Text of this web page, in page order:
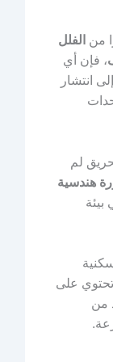
من الفلل
، فإن أي
انتشار
لم
هندسية
بيئة
تحتوي على
من